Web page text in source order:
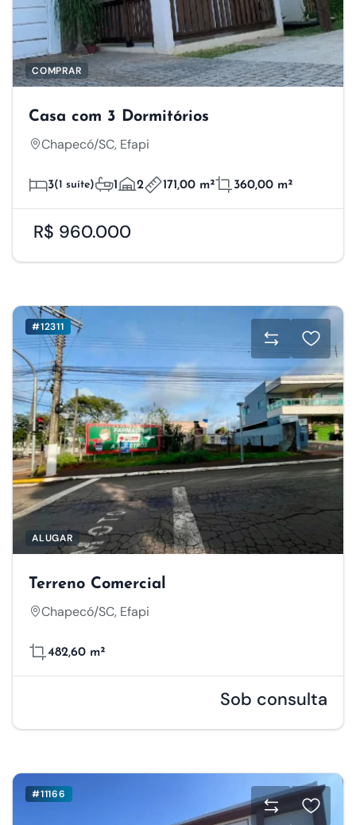
COMPRAR
Casa com 3 Dormitórios
Chapecó/SC, Efapi
3(1 suíte) 1 2 171,00 m² 360,00 m²
R$ 960.000
#12311
ALUGAR
Terreno Comercial
Chapecó/SC, Efapi
482,60 m²
Sob consulta
#11166